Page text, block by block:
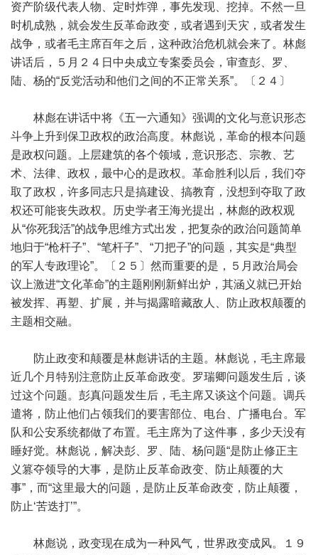
资产阶级代表人物、定时炸弹，事先发现、挖掉。不然一旦
时机成熟，就会发生反革命政变，或者遇到天灾，或者发生
战争，或者毛主席百年之后，这种政治危机就会来了。林彪
讲话后，５月２４日中央成立专案委员会，审查彭、罗、
陆、杨的“反党活动和他们之间的不正常关系”。〔２４〕
林彪在讲话中将《五一六通知》强调的文化与意识形态
斗争上升到保卫政权的政治高度。林彪说，革命的根本问题
是政权问题。上层建筑的各个领域，意识形态、宗教、艺
术、法律、政权，最中心的是政权。革命胜利以后，我们夺
取了政权，许多同志只是搞建设、搞教育，没想到夺取了政
权还可能丧失政权。历史学者王海光提出，林彪的政权观
从“你死我活”的战争思维方式出发，把复杂的政治问题简单
地归于“枪杆子”、“笔杆子”、“刀把子”的问题，其实是“典型
的军人专政理论”。〔２５〕然而重要的是，５月政治局会
议上激进“文化革命”的主题刚刚新鲜出炉，其涵义就已开始
被发挥、再塑、扩展，并与揭露暗藏敌人、防止政权颠覆的
主题相交融。
防止政变和颠覆是林彪讲话的主题。林彪说，毛主席最
近几个月特别注意防止反革命政变。罗瑞卿问题发生后，谈
过这个问题。彭真问题发生后，毛主席又谈这个问题。调兵
遣将，防止他们占领我们的要害部位、电台、广播电台。军
队和公安系统都做了布置。毛主席为了这件事，多少天没有
睡好觉。林彪说，解决彭、罗、陆、杨问题“是防止修正主
义篡夺领导的大事，是防止反革命政变、防止颠覆的大
事”，而“这里最大的问题，是防止反革命政变，防止颠覆，
防止‘苦迭打’”。
林彪说，政变现在成为一种风气，世界政变成风。１９